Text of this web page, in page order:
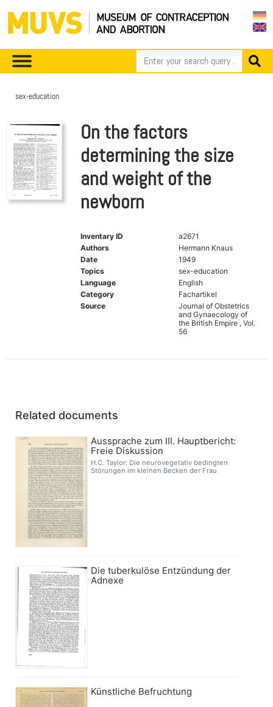
sex-education
On the factors
determining the size
and weight of the
newborn
Inventary ID
a2671
Authors
Hermann Knaus
Date
1949
Topics
sex-education
Language
English
Category
Fachartikel
Source
Journal of Obstetrics
and Gynaecology of
the British Empire , Vol.
56
Related documents
Aussprache zum III. Hauptbericht:
Freie Diskussion
H.C. Taylor: Die neurovegetativ bedingten
Störungen im kleinen Becken der Frau
Die tuberkulöse Entzündung der
Adnexe
Künstliche Befruchtung